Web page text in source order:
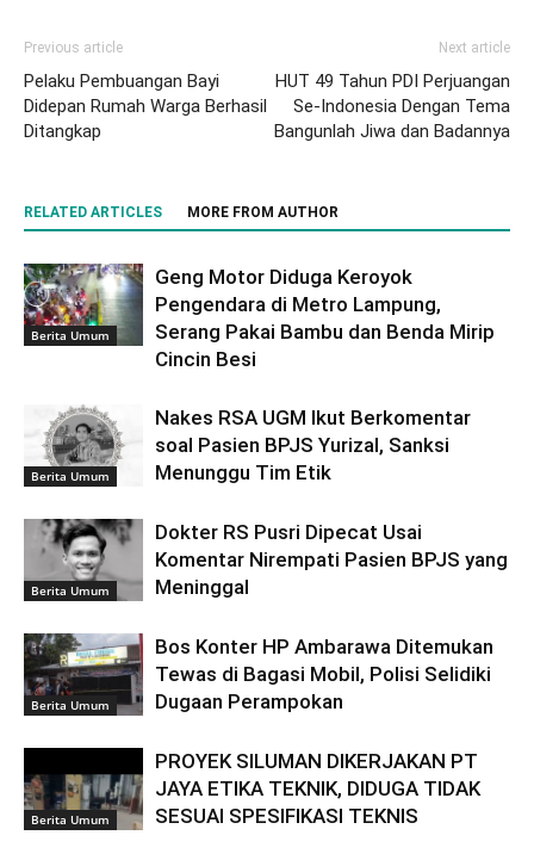
Previous article
Pelaku Pembuangan Bayi
Didepan Rumah Warga Berhasil
Ditangkap
Next article
HUT 49 Tahun PDI Perjuangan
Se-Indonesia Dengan Tema
Bangunlah Jiwa dan Badannya
RELATED ARTICLES MORE FROM AUTHOR
Berita Umum
Geng Motor Diduga Keroyok
Pengendara di Metro Lampung,
Serang Pakai Bambu dan Benda Mirip
Cincin Besi
Berita Umum
Nakes RSA UGM Ikut Berkomentar
soal Pasien BPJS Yurizal, Sanksi
Menunggu Tim Etik
Berita Umum
Dokter RS Pusri Dipecat Usai
Komentar Nirempati Pasien BPJS yang
Meninggal
Berita Umum
Bos Konter HP Ambarawa Ditemukan
Tewas di Bagasi Mobil, Polisi Selidiki
Dugaan Perampokan
Berita Umum
PROYEK SILUMAN DIKERJAKAN PT
JAYA ETIKA TEKNIK, DIDUGA TIDAK
SESUAI SPESIFIKASI TEKNIS